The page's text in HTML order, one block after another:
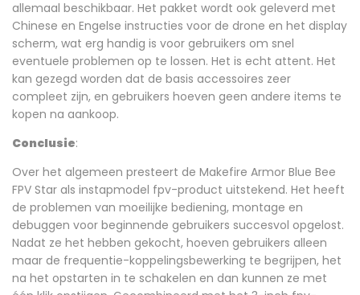
allemaal beschikbaar. Het pakket wordt ook geleverd met
Chinese en Engelse instructies voor de drone en het display
scherm, wat erg handig is voor gebruikers om snel
eventuele problemen op te lossen. Het is echt attent. Het
kan gezegd worden dat de basis accessoires zeer
compleet zijn, en gebruikers hoeven geen andere items te
kopen na aankoop.
Conclusie:
Over het algemeen presteert de Makefire Armor Blue Bee
FPV Star als instapmodel fpv-product uitstekend. Het heeft
de problemen van moeilijke bediening, montage en
debuggen voor beginnende gebruikers succesvol opgelost.
Nadat ze het hebben gekocht, hoeven gebruikers alleen
maar de frequentie-koppelingsbewerking te begrijpen, het
na het opstarten in te schakelen en dan kunnen ze met